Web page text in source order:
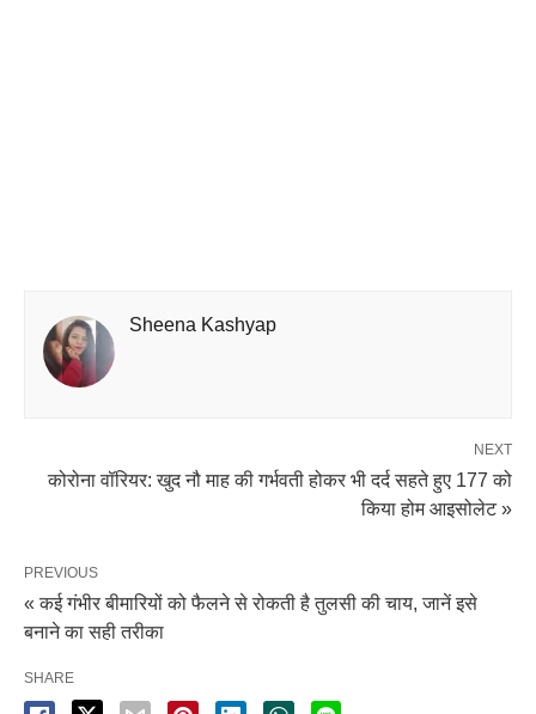
Sheena Kashyap
NEXT
कोरोना वॉरियर: खुद नौ माह की गर्भवती होकर भी दर्द सहते हुए 177 को
किया होम आइसोलेट »
PREVIOUS
« कई गंभीर बीमारियों को फैलने से रोकती है तुलसी की चाय, जानें इसे
बनाने का सही तरीका
SHARE